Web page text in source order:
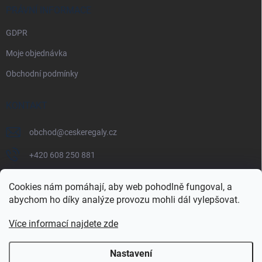
Cookies nám pomáhají, aby web pohodlně fungoval, a
abychom ho díky analýze provozu mohli dál vylepšovat.
Více informací najdete zde
Nastavení
PRÁVNÍ INFORMACE
GDPR
Moje objednávka
Obchodní podmínky
KONTAKT
obchod@ceskeregaly.cz
+420 608 250 881